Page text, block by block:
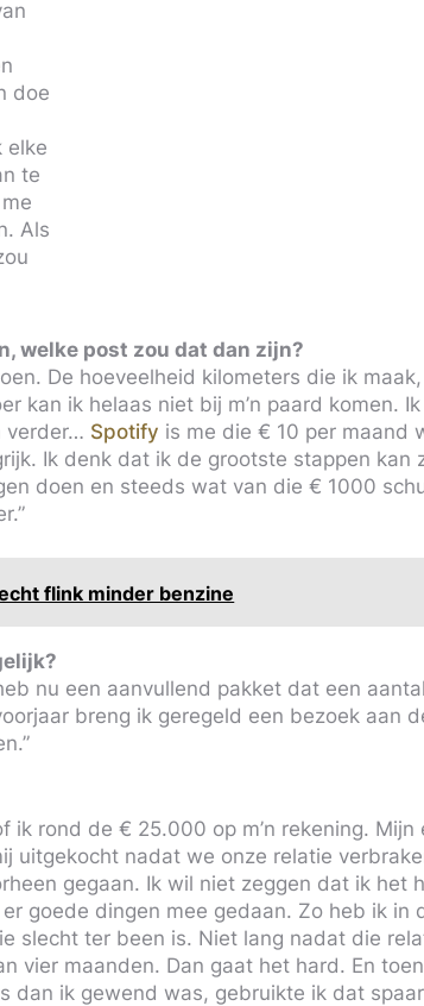
doe
elke
te
Als
welke post zou dat dan zijn?
De hoeveelheid kilometers die ik
kan ik helaas niet bij m’n paard komen.
verder… Spotify is me die € 10 per maand
Ik denk dat ik de grootste stappen kan
doen en steeds wat van die € 1000
flink minder benzine
nu een aanvullend pakket dat een aantal
breng ik geregeld een bezoek aan
ik rond de € 25.000 op m’n rekening.
uitgekocht nadat we onze relatie
gegaan. Ik wil niet zeggen dat ik het
goede dingen mee gedaan. Zo heb ik in
slecht ter been is. Niet lang nadat die
vier maanden. Dan gaat het hard. En
dan ik gewend was, gebruikte ik dat